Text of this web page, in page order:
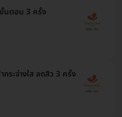
นตอน 3 ครั้ง
ระจ่างใส ลดสิว 3 ครั้ง